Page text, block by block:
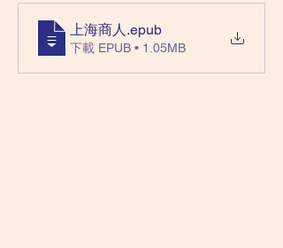
上海商人 .epub
下載 EPUB • 1.05MB